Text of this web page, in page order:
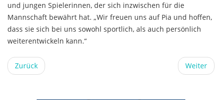
und jungen Spielerinnen, der sich inzwischen für die
Mannschaft bewährt hat. „Wir freuen uns auf Pia und hoffen,
dass sie sich bei uns sowohl sportlich, als auch persönlich
weiterentwickeln kann.“
Zurück Weiter